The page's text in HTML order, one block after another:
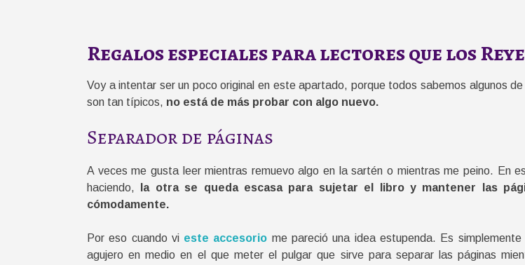
Regalos especiales para lectores que los
Voy a intentar ser un poco original en este apartado, porque todos sabemos algunos
son tan típicos, no está de más probar con algo nuevo.
Separador de páginas
A veces me gusta leer mientras remuevo algo en la sartén o mientras me peino. En
haciendo, la otra se queda escasa para sujetar el libro y mantener las
cómodamente.
Por eso cuando vi este accesorio me pareció una idea estupenda. Es
agujero en medio en el que meter el pulgar que sirve para separar las páginas